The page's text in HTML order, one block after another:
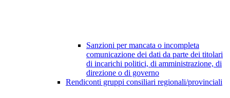
Sanzioni per mancata o incompleta
comunicazione dei dati da parte dei titolari
di incarichi politici, di amministrazione, di
direzione o di governo
Rendiconti gruppi consiliari regionali/provinciali